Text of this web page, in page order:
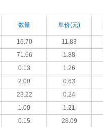
数量 单价(元)
16.70 11.83
71.66 1.88
0.13 1.26
2.00 0.63
23.22 0.24
1.00 1.21
0.15 28.09